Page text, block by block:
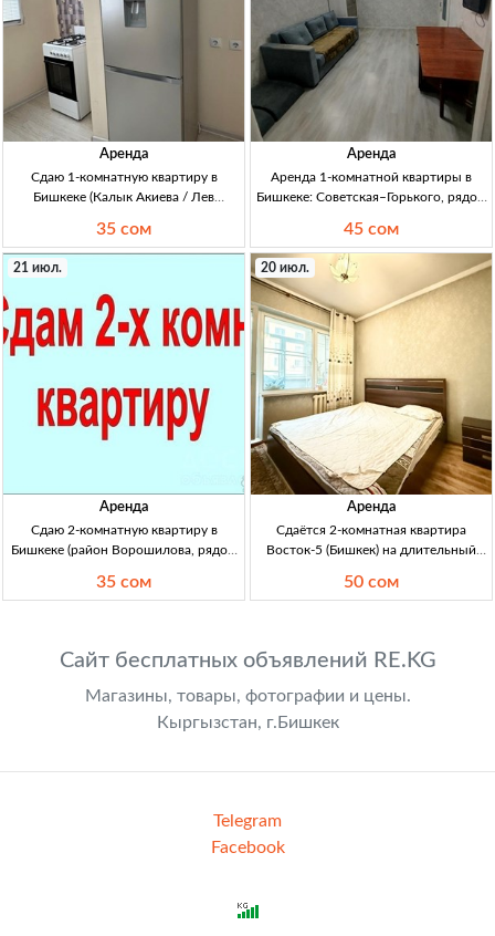
Аренда
Сдаю 1-комнатную квартиру в
Бишкеке (Калык Акиева / Лев
34м², 4/9эт, ремонт, мебель,
долгосрочно, желательно семье,
аренда 35000 KGS + деп 20000
35 сом
Аренда
Аренда 1-комнатной квартиры в
Бишкеке: Советская–Горького, рядом
Советская–Горького (рядом ВЕФА
центр), 106-серия, 5/9 эт, после
ремонта, чистая, бытова
45 сом
21 июл.
Аренда
Сдаю 2-комнатную квартиру в
Бишкеке (район Ворошилова, рядом
2кв, меблир., 5/2 эт, Ворошилова
35 сом
20 июл.
Аренда
Сдаётся 2-комнатная квартира
Восток-5 (Бишкек) на длительный
2кв, Восток-5, Бишкек. 6/9 эт. 50 м².
50 сом
Сайт бесплатных объявлений RE.KG
Магазины, товары, фотографии и цены.
Кыргызстан, г.Бишкек
Telegram
Facebook